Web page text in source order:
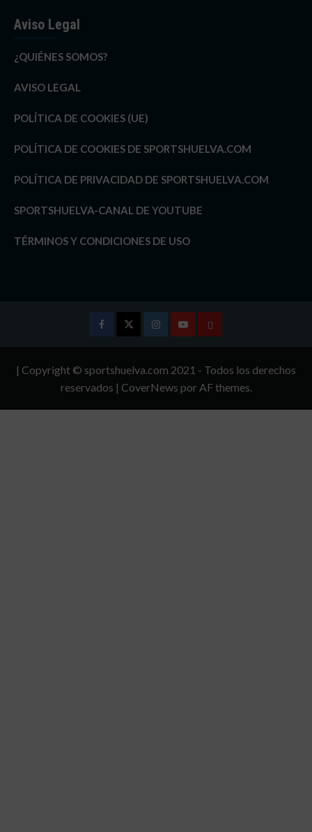
Aviso Legal
¿QUIÉNES SOMOS?
AVISO LEGAL
POLÍTICA DE COOKIES (UE)
POLÍTICA DE COOKIES DE SPORTSHUELVA.COM
POLÍTICA DE PRIVACIDAD DE SPORTSHUELVA.COM
SPORTSHUELVA-CANAL DE YOUTUBE
TÉRMINOS Y CONDICIONES DE USO
InstagramYoutubeTÉRMINOS
CONDICIONES
| Copyright © sportshuelva.com 2021 - Todos los derechos
reservados | CoverNews por AF themes.